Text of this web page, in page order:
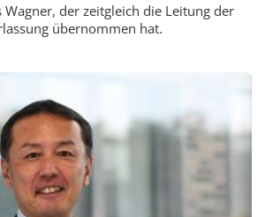
Wagner, der zeitgleich die Leitung der
übernommen hat.